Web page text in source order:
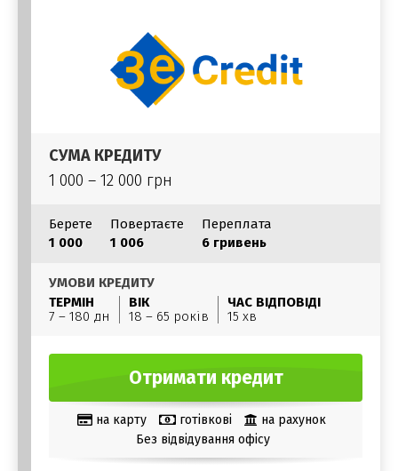
СУМА КРЕДИТУ
1 000 – 12 000 грн
Берете
1 000
Повертаєте
1 006
Переплата
6 гривень
УМОВИ КРЕДИТУ
ТЕРМІН
7 – 180 дн
ВІК
18 – 65 років
ЧАС ВІДПОВІДІ
15 хв
Отримати кредит
на карту готівкові
на рахунок
Без відвідування офісу